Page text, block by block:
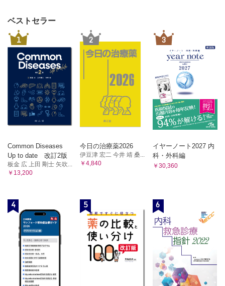
ベストセラー
1
Common Diseases
Up to date 改訂2版
板金 広 上田 剛士 矢吹...
￥13,200
2
今日の治療薬2026
伊豆津 宏二 今井 靖 桑...
￥4,840
3
イヤーノート2027 内
科・外科編
￥30,360
4 5 6